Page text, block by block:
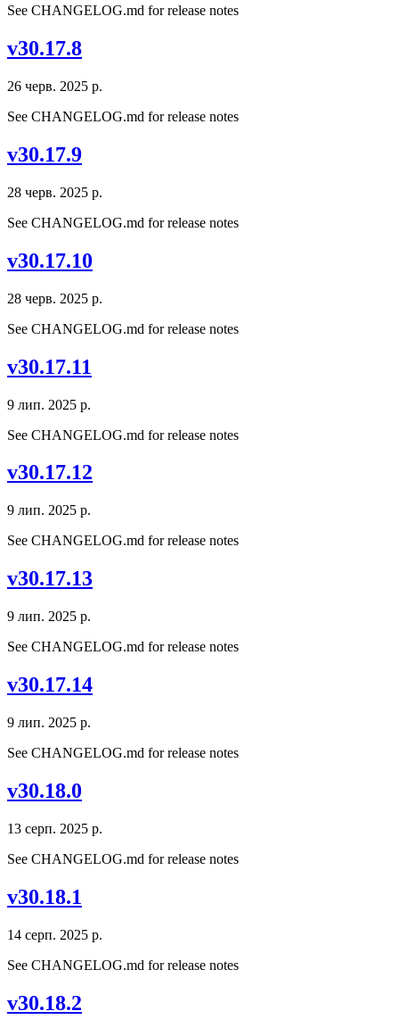
See CHANGELOG.md for release notes
v30.17.8
26 черв. 2025 р.
See CHANGELOG.md for release notes
v30.17.9
28 черв. 2025 р.
See CHANGELOG.md for release notes
v30.17.10
28 черв. 2025 р.
See CHANGELOG.md for release notes
v30.17.11
9 лип. 2025 р.
See CHANGELOG.md for release notes
v30.17.12
9 лип. 2025 р.
See CHANGELOG.md for release notes
v30.17.13
9 лип. 2025 р.
See CHANGELOG.md for release notes
v30.17.14
9 лип. 2025 р.
See CHANGELOG.md for release notes
v30.18.0
13 серп. 2025 р.
See CHANGELOG.md for release notes
v30.18.1
14 серп. 2025 р.
See CHANGELOG.md for release notes
v30.18.2